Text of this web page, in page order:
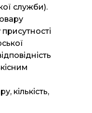
служби).
кількість,